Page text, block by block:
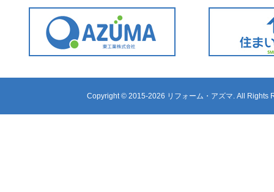
Copyright © 2015-2026 リフォーム・アズマ. All Rights